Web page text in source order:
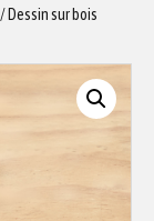
/ Dessin sur bois